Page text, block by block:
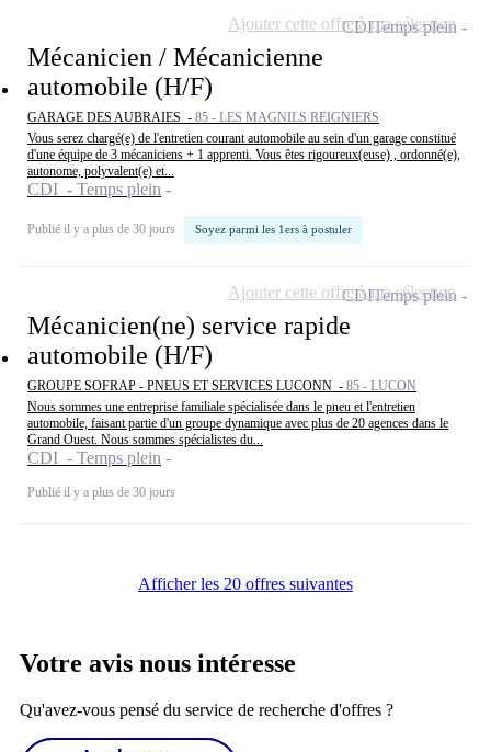
Mécanicien / Mécanicienne
automobile (H/F)
GARAGE DES AUBRAIES - 85 - LES MAGNILS REIGNIERS
Vous serez chargé(e) de l'entretien courant automobile au sein d'un garage constitué
d'une équipe de 3 mécaniciens + 1 apprenti. Vous êtes rigoureux(euse) , ordonné(e),
autonome, polyvalent(e) et...
CDI - Temps plein
Publié il y a plus de 30 jours Soyez parmi les 1ers à postuler
CDITemps plein
Ajouter cette offre à ma sélection
Mécanicien(ne) service rapide
automobile (H/F)
GROUPE SOFRAP - PNEUS ET SERVICES LUCONN - 85 - LUCON
Nous sommes une entreprise familiale spécialisée dans le pneu et l'entretien
automobile, faisant partie d'un groupe dynamique avec plus de 20 agences dans le
Grand Ouest. Nous sommes spécialistes du...
CDI - Temps plein
Publié il y a plus de 30 jours
CDITemps plein
Ajouter cette offre à ma sélection
Afficher les 20 offres suivantes
Votre avis nous intéresse
Qu'avez-vous pensé du service de recherche d'offres ?